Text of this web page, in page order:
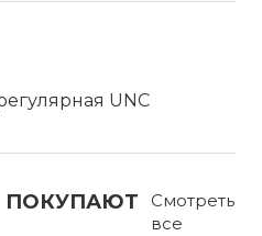
UNC
ПОКУПАЮТ
Смотреть
все